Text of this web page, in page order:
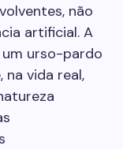
não
artificial. A
urso-pardo
na vida real,